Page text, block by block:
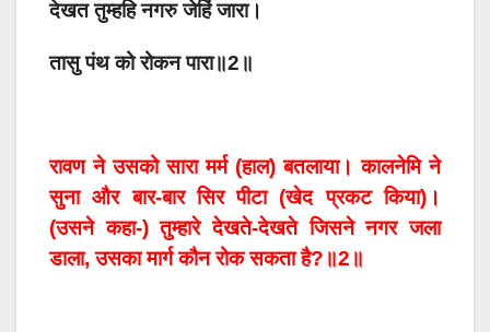
देखत तुम्हहि नगरु जेहिं जारा।
तासु पंथ को रोकन पारा॥2॥
रावण ने उसको सारा मर्म (हाल) बतलाया। कालनेमि ने
सुना और बार-बार सिर पीटा (खेद प्रकट किया)।
(उसने कहा-) तुम्हारे देखते-देखते जिसने नगर जला
डाला, उसका मार्ग कौन रोक सकता है?॥2॥